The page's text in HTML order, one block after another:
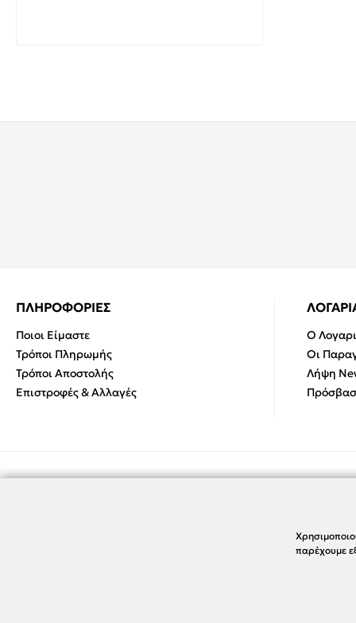
ΠΛΗΡΟΦΟΡΙΕΣ
Ποιοι Είμαστε
Τρόποι Πληρωμής
Τρόποι Αποστολής
Επιστροφές & Αλλαγές
Ο
Οι
Λήψη
παρέχουμε